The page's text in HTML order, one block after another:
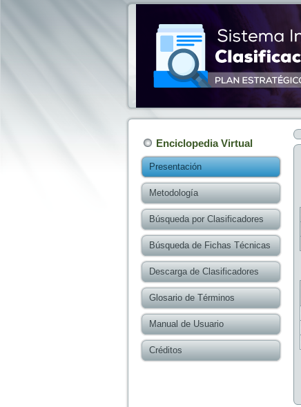
Enciclopedia Virtual
Presentación
Metodología
Búsqueda por Clasificadores
Búsqueda de Fichas Técnicas
Descarga de Clasificadores
Glosario de Términos
Manual de Usuario
Créditos